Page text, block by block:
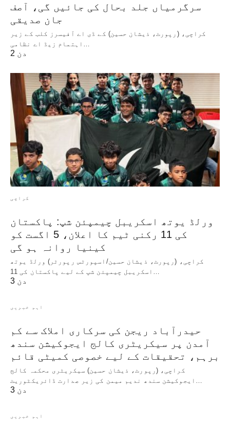
سرگرمیاں جلد بحال کی جائیں گی، آصف
جان صدیقی
کراچی، (رپورٹ، ذیشان حسین) کے ڈی اے آفیسرز کلب کے زیر
2 دن
کراچی
ورلڈ یوتھ اسکریبل چیمپئن شپ: پاکستان
کی 11 رکنی ٹیم کا اعلان، 5 اگست کو
کینیا روانہ ہو گی
کراچی، (رپورٹ، ذیشان حسین/اسپورٹس رپورٹر) ورلڈ یوتھ
اسکریبل چیمپئن شپ کے لیے پاکستان کی 11…
3 دن
اہم خبریں
حیدرآباد ریجن کی سرکاری املاک سے کم
آمدن پر سیکریٹری کالج ایجوکیشن سندھ
برہم، تحقیقات کے لیے خصوصی کمیٹی قائم
کراچی، (رپورٹ، ذیشان حسین) سیکریٹری محکمہ کالج
ایجوکیشن سندھ ندیم میمن کی زیر صدارت ڈائریکٹوریٹ…
3 دن
اہم خبریں